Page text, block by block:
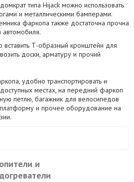
типа Hijack можно использовать
и металлическими бамперами.
фаркопа также достаточна прочна
Т-образный кронштейн для
доски, арматуру и прочий
удобно транспортировать и
местах, на передний фаркоп
петлю, багажник для велосипедов
и прочее оборудование на
и